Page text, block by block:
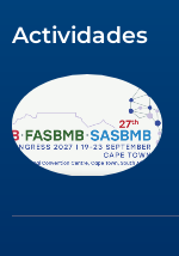
Actividades